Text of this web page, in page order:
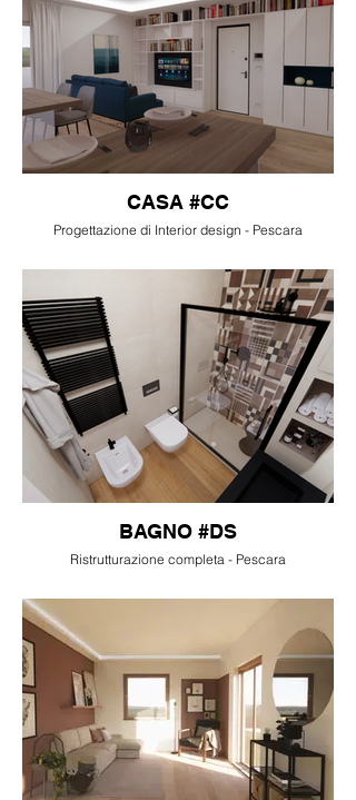
CASA #CC
Progettazione di Interior design - Pescara
BAGNO #DS
Ristrutturazione completa - Pescara